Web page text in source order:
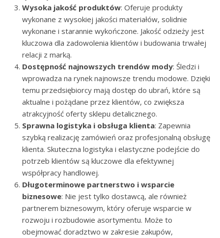
Wysoka jakość produktów: Oferuje produkty
wykonane z wysokiej jakości materiałów, solidnie
wykonane i starannie wykończone. Jakość odzieży jest
kluczowa dla zadowolenia klientów i budowania trwałej
relacji z marką.
Dostępność najnowszych trendów mody: Śledzi i
wprowadza na rynek najnowsze trendu modowe. Dzięki
temu przedsiębiorcy mają dostęp do ubrań, które są
aktualne i pożądane przez klientów, co zwiększa
atrakcyjność oferty sklepu detalicznego.
Sprawna logistyka i obsługa klienta: Zapewnia
szybką realizację zamówień oraz profesjonalną obsługę
klienta. Skuteczna logistyka i elastyczne podejście do
potrzeb klientów są kluczowe dla efektywnej
współpracy handlowej.
Długoterminowe partnerstwo i wsparcie
biznesowe: Nie jest tylko dostawcą, ale również
partnerem biznesowym, który oferuje wsparcie w
rozwoju i rozbudowie asortymentu. Może to
obejmować doradztwo w zakresie zakupów,